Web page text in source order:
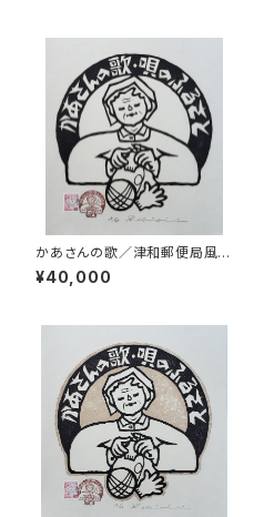
かあさんの歌／津和郵便局風景
印原画（モノクロ）
¥40,000